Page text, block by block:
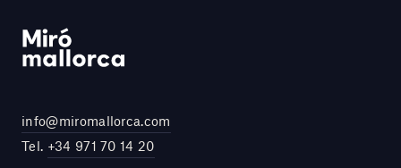
info@miromallorca.com
Tel. +34 971 70 14 20